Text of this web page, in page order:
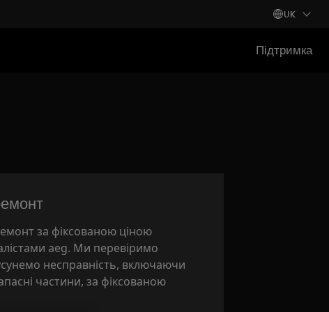
UK
Підтримка
за фіксованою ціною
aeg. Ми перевіримо
несправність, включаючи
частини, за фіксованою